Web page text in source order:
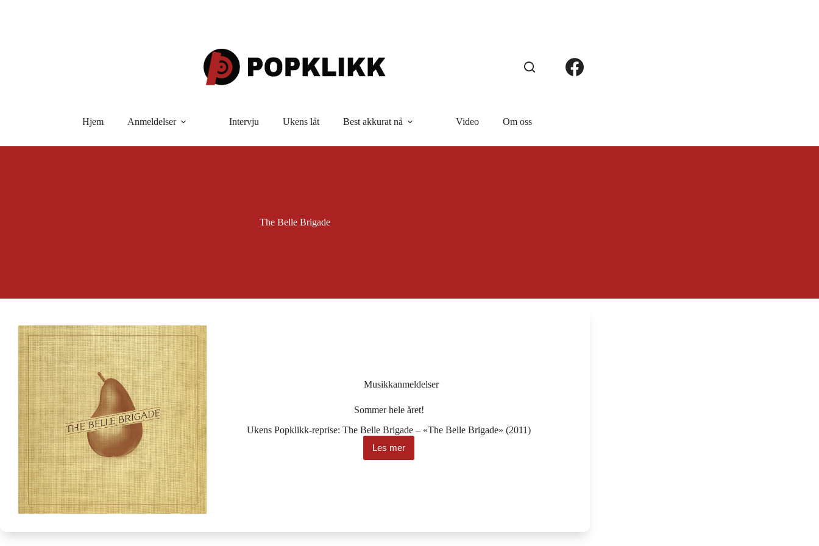
Hjem Anmeldelser Intervju Ukens låt Best akkurat nå Video Om oss
The Belle Brigade
Musikkanmeldelser
Sommer hele året!
Ukens Popklikk-reprise: The Belle Brigade – «The Belle Brigade» (2011)
Les mer
Sommer
hele